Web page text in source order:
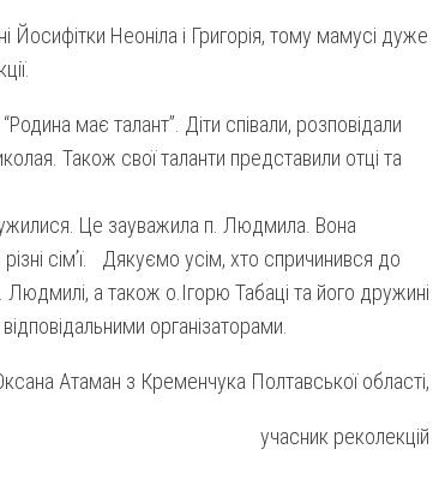
Неоніла і Григорія, тому мамусі дуже
має талант”. Діти співали, розповідали
Також свої таланти представили отці та
Це зауважила п. Людмила. Вона
сім’ї. Дякуємо усім, хто спричинився до
а також о.Ігорю Табаці та його дружині
організаторами.
Атаман з Кременчука Полтавської області,
учасник реколекцій